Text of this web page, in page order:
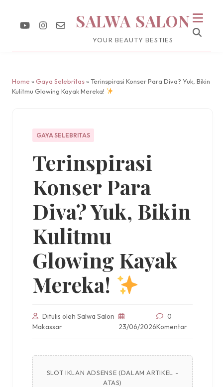
SALWA SALON
YOUR BEAUTY BESTIES
Home » Gaya Selebritas» Terinspirasi Konser Para Diva? Yuk, Bikin
Kulitmu Glowing Kayak Mereka!
GAYA SELEBRITAS
Terinspirasi
Konser Para
Diva? Yuk, Bikin
Kulitmu
Glowing Kayak
Mereka!
Ditulis oleh Salwa Salon
Makassar
23/06/2026
0
Komentar
SLOT IKLAN ADSENSE (DALAM ARTIKEL -
ATAS)